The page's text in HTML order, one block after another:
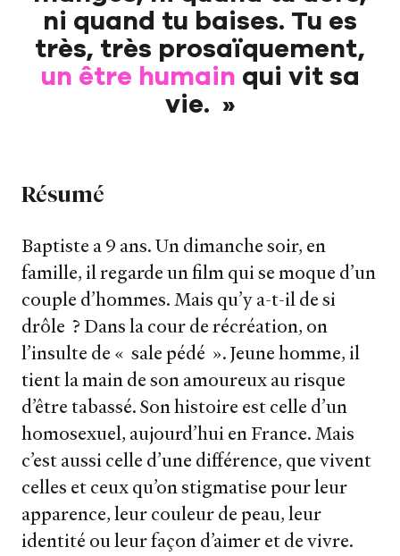
ni quand tu baises. Tu es
très, très prosaïquement,
un être humain qui vit sa
vie. »
Résumé
Baptiste a 9 ans. Un dimanche soir, en
famille, il regarde un film qui se moque d’un
couple d’hommes. Mais qu’y a-t-il de si
drôle ? Dans la cour de récréation, on
l’insulte de « sale pédé ». Jeune homme, il
tient la main de son amoureux au risque
d’être tabassé. Son histoire est celle d’un
homosexuel, aujourd’hui en France. Mais
c’est aussi celle d’une différence, que vivent
celles et ceux qu’on stigmatise pour leur
apparence, leur couleur de peau, leur
identité ou leur façon d’aimer et de vivre.